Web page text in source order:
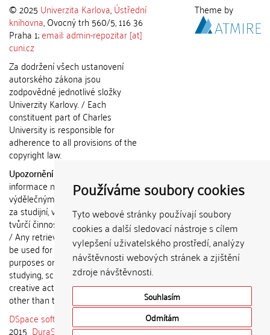
Používáme soubory cookies
Tyto webové stránky používají soubory
cookies a další sledovací nástroje s cílem
vylepšení uživatelského prostředí, analýzy
návštěvnosti webových stránek a zjištění
zdroje návštěvnosti.
Souhlasím
Odmítám
© 2025 Univerzita Karlova,Ústřední
knihovna, Ovocný trh 560/5, 116 36
Praha 1;email: admin-repozitar [at]
cuni.cz
Za dodržení všech ustanovení
autorského zákona jsou
zodpovědné jednotlivé složky
Univerzity Karlovy. / Each
constituent part of Charles
University is responsible for
adherence to all provisions of the
copyright law.
Upozornění / Notice:
informace nemohou být použity k
výdělečným účelům nebo vydávány
za studijní, vědeckou nebo jinou
tvůrčí činnost jiné osoby než autora.
/ Any retrieved information shall not
be used for any commercial
purposes or claimed as results of
studying, scientific or any other
creative activities of any person
other than the author.
DSpace software
copyright © 2002-
2015 DuraSpace
Theme by